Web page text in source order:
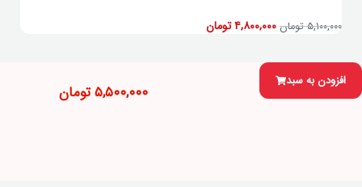
۵,۱۰۰,۰۰۰ تومان ۴,۸۰۰,۰۰۰تومان
افزودن به سبد
۵,۵۰۰,۰۰۰تومان